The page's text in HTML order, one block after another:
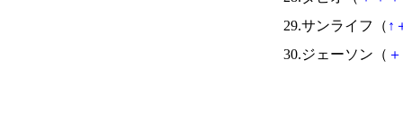
29.サンライフ（ ↑
30.ジェーソン（ ＋